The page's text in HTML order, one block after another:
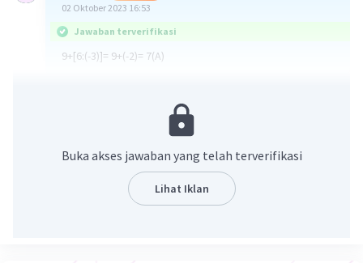
02 Oktober 2023 16:53
Jawaban terverifikasi
9+[6:(-3)]= 9+(-2)= 7(A)
Buka akses jawaban yang telah terverifikasi
Lihat Iklan